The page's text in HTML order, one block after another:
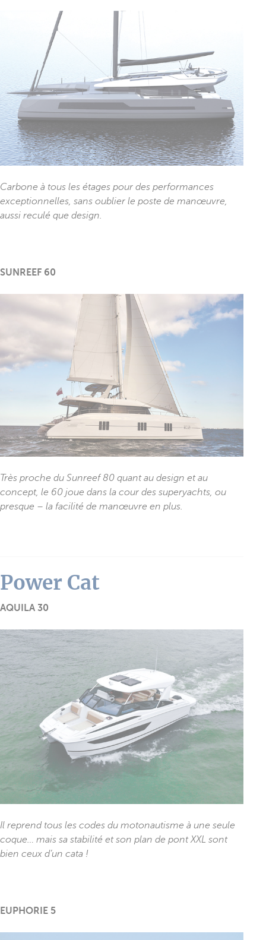
Carbone à tous les étages pour des performances
exceptionnelles, sans oublier le poste de manœuvre,
aussi reculé que design.
SUNREEF 60
Très proche du Sunreef 80 quant au design et au
concept, le 60 joue dans la cour des superyachts, ou
presque – la facilité de manœuvre en plus.
Power Cat
AQUILA 30
Il reprend tous les codes du motonautisme à une seule
coque… mais sa stabilité et son plan de pont XXL sont
bien ceux d’un cata !
EUPHORIE 5